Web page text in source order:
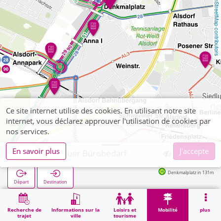
OpenStreetMap contributors
Recherche de
trajet
Informations sur la
ville
Loisirs et
tourisme
Mobilité plus
Alsdorf, Breuer Bürobedarf
Départ Destination
Denkmalplatz in 131m
Démarrage Vente de billets Alsdorf, Breuer Bürobedarf
Ce site internet utilise des cookies. En utilisant notre site
internet, vous déclarez approuver l'utilisation de cookies par
nos services.
En savoir plus
J'accepte